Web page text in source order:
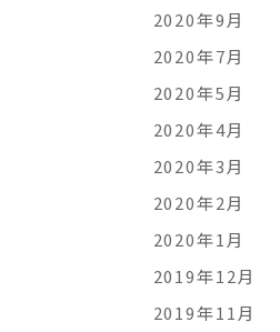
2020年9月
2020年7月
2020年5月
2020年4月
2020年3月
2020年2月
2020年1月
2019年12月
2019年11月